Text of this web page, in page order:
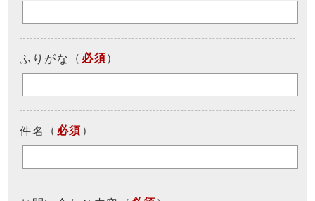
ふりがな （ 必須）
件名 （ 必須 ）